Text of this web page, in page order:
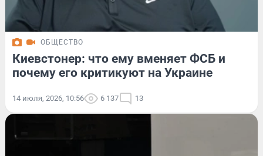
ОБЩЕСТВО
Киевстонер: что ему вменяет ФСБ и
почему его критикуют на Украине
14 июля, 2026, 10:56 6 137 13